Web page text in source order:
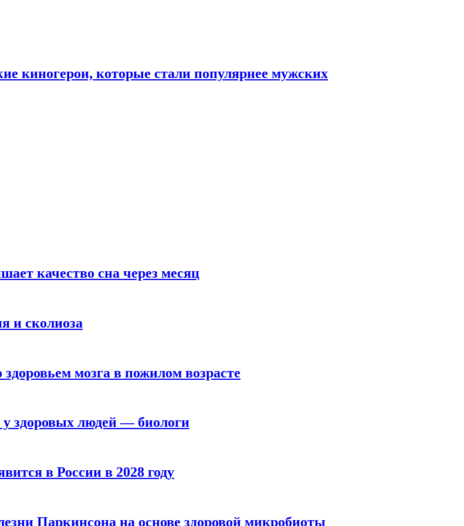
киногерои, которые стали популярнее мужских
качество сна через месяц
и сколиоза
мозга в пожилом возрасте
здоровых людей — биологи
в России в 2028 году
Паркинсона на основе здоровой микробиоты